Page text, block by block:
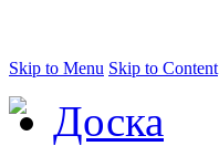
Skip to Menu Skip to Content
Доска